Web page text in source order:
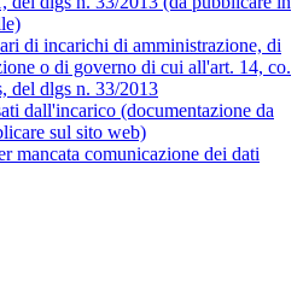
di incarichi di amministrazione, di
o di governo di cui all'art. 14, co.
del dlgs n. 33/2013
dall'incarico (documentazione da
sul sito web)
mancata comunicazione dei dati